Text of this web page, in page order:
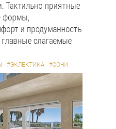
Тактильно приятные
формы,
и продуманность
слагаемые
#ЭКЛЕКТИКА #СОЧИ